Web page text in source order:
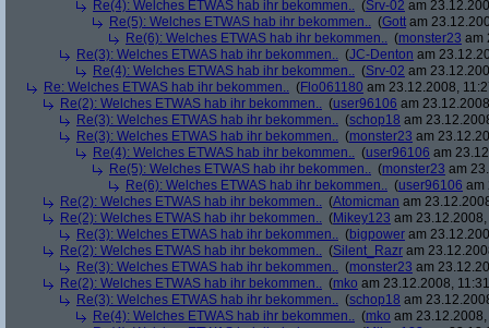
Re(4): Welches ETWAS hab ihr bekommen.. (Srv-02 am
Re(5): Welches ETWAS hab ihr bekommen.. (Gott am
Re(6): Welches ETWAS hab ihr bekommen.. (monster23 am
Re(3): Welches ETWAS hab ihr bekommen.. (JC-Denton am
Re(4): Welches ETWAS hab ihr bekommen.. (Srv-02 am
Re: Welches ETWAS hab ihr bekommen.. (Flo061180 am 23.12.2008,
Re(2): Welches ETWAS hab ihr bekommen.. (user96106 am
Re(3): Welches ETWAS hab ihr bekommen.. (schop18 am
Re(3): Welches ETWAS hab ihr bekommen.. (monster23 am
Re(4): Welches ETWAS hab ihr bekommen.. (user96106 am
Re(5): Welches ETWAS hab ihr bekommen.. (monster23 am
Re(6): Welches ETWAS hab ihr bekommen.. (user96106 am
Re(2): Welches ETWAS hab ihr bekommen.. (Atomicman am
Re(2): Welches ETWAS hab ihr bekommen.. (Mikey123 am
Re(3): Welches ETWAS hab ihr bekommen.. (bigpower am
Re(2): Welches ETWAS hab ihr bekommen.. (Silent_Razr am
Re(3): Welches ETWAS hab ihr bekommen.. (monster23 am
Re(2): Welches ETWAS hab ihr bekommen.. (mko am 23.12.2008,
Re(3): Welches ETWAS hab ihr bekommen.. (schop18 am
Re(4): Welches ETWAS hab ihr bekommen.. (mko am